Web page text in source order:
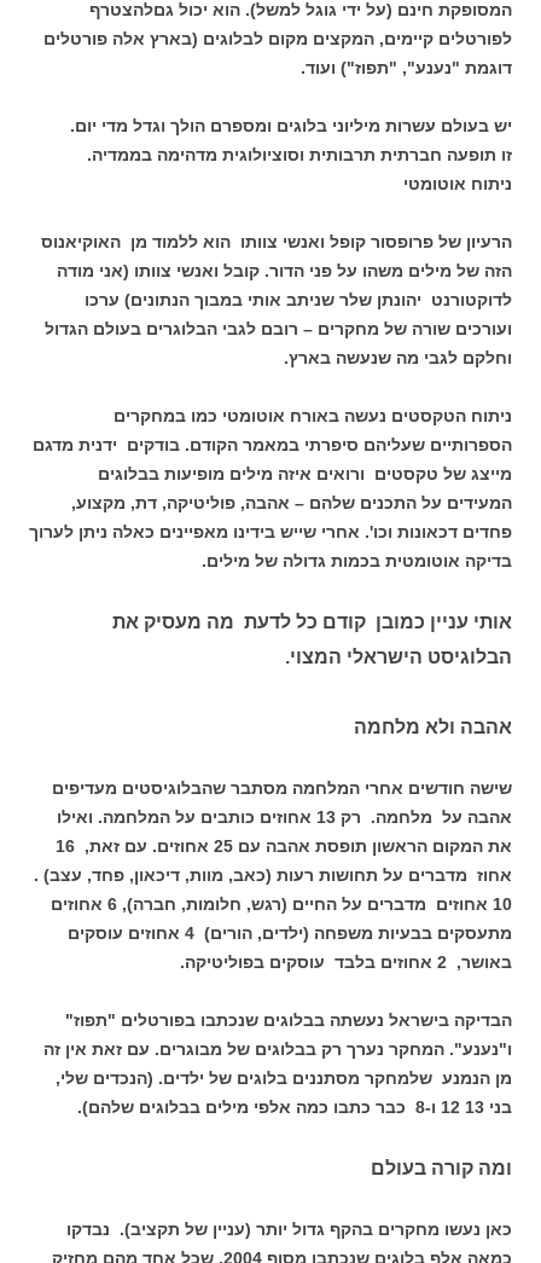
המסופקת חינם (על ידי גוגל למשל). הוא יכול גםלהצטרף
לפורטלים קיימים, המקצים מקום לבלוגים (בארץ אלה פורטלים
דוגמת "נענע", "תפוז") ועוד.
יש בעולם עשרות מיליוני בלוגים ומספרם הולך וגדל מדי יום.
זו תופעה חברתית תרבותית וסוציולוגית מדהימה בממדיה.
ניתוח אוטומטי
הרעיון של פרופסור קופל ואנשי צוותו הוא ללמוד מן האוקיאנוס
הזה של מילים משהו על פני הדור. קובל ואנשי צוותו (אני מודה
לדוקטורנט יהונתן שלר שניתב אותי במבוך הנתונים) ערכו
ועורכים שורה של מחקרים – רובם לגבי הבלוגרים בעולם הגדול
וחלקם לגבי מה שנעשה בארץ.
ניתוח הטקסטים נעשה באורח אוטומטי כמו במחקרים
הספרותיים שעליהם סיפרתי במאמר הקודם. בודקים ידנית מדגם
מייצג של טקסטים ורואים איזה מילים מופיעות בבלוגים
המעידים על התכנים שלהם – אהבה, פוליטיקה, דת, מקצוע,
פחדים דכאונות וכו'. אחרי שייש בידינו מאפיינים כאלה ניתן לערוך
בדיקה אוטומטית בכמות גדולה של מילים.
אותי עניין כמובן קודם כל לדעת מה מעסיק את
הבלוגיסט הישראלי המצוי.
אהבה ולא מלחמה
שישה חודשים אחרי המלחמה מסתבר שהבלוגיסטים מעדיפים
אהבה על מלחמה. רק 13 אחוזים כותבים על המלחמה. ואילו
את המקום הראשון תופסת אהבה עם 25 אחוזים. עם זאת, 16
אחוז מדברים על תחושות רעות (כאב, מוות, דיכאון, פחד, עצב) .
10 אחוזים מדברים על החיים (רגש, חלומות, חברה), 6 אחוזים
מתעסקים בבעיות משפחה (ילדים, הורים) 4 אחוזים עוסקים
באושר, 2 אחוזים בלבד עוסקים בפוליטיקה.
הבדיקה בישראל נעשתה בבלוגים שנכתבו בפורטלים "תפוז"
ו"נענע". המחקר נערך רק בבלוגים של מבוגרים. עם זאת אין זה
מן הנמנע שלמחקר מסתננים בלוגים של ילדים. (הנכדים שלי,
בני 13 12 ו-8 כבר כתבו כמה אלפי מילים בבלוגים שלהם).
ומה קורה בעולם
כאן נעשו מחקרים בהקף גדול יותר (עניין של תקציב). נבדקו
כמאה אלף בלוגים שנכתבו מסוף 2004, שכל אחד מהם מחזיק